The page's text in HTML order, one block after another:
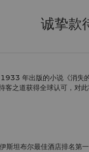
诚挚款
年出版的小说《消失
之道获得全球认可，对此
坦布尔最佳酒店排名第